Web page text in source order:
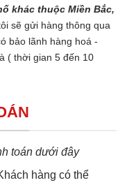
khác thuộc Miền Bắc,
sẽ gửi hàng thông qua
bảo lãnh hàng hoá -
( thời gian 5 đến 10
toán dưới đây
hàng có thể